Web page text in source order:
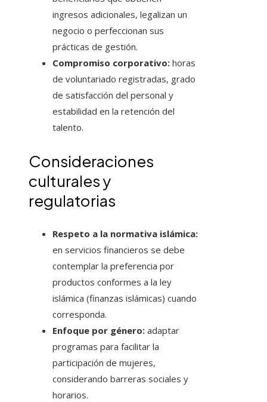
ingresos adicionales, legalizan un
negocio o perfeccionan sus
prácticas de gestión.
Compromiso corporativo: horas
de voluntariado registradas, grado
de satisfacción del personal y
estabilidad en la retención del
talento.
Consideraciones
culturales y
regulatorias
Respeto a la normativa islámica:
en servicios financieros se debe
contemplar la preferencia por
productos conformes a la ley
islámica (finanzas islámicas) cuando
corresponda.
Enfoque por género: adaptar
programas para facilitar la
participación de mujeres,
considerando barreras sociales y
horarios.